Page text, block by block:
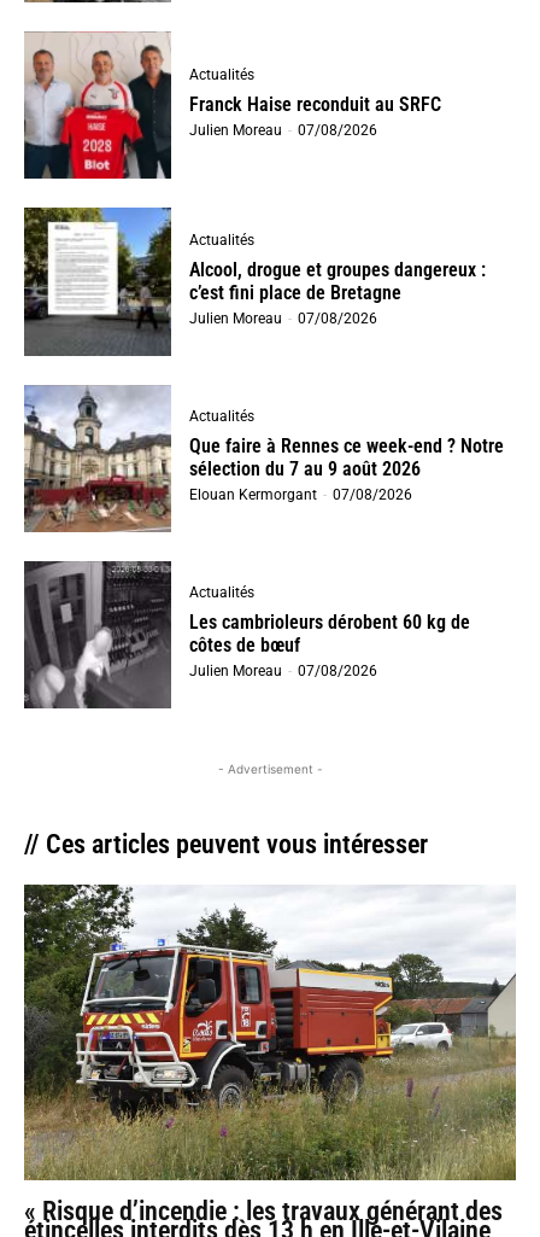
Actualités
Franck Haise reconduit au SRFC
Julien Moreau - 07/08/2026
Actualités
Alcool, drogue et groupes dangereux :
c’est fini place de Bretagne
Julien Moreau - 07/08/2026
Actualités
Que faire à Rennes ce week-end ? Notre
sélection du 7 au 9 août 2026
Elouan Kermorgant - 07/08/2026
Actualités
Les cambrioleurs dérobent 60 kg de
côtes de bœuf
Julien Moreau - 07/08/2026
- Advertisement -
// Ces articles peuvent vous intéresser
« Risque d’incendie : les travaux générant des
étincelles interdits dès 13 h en Ille-et-Vilaine